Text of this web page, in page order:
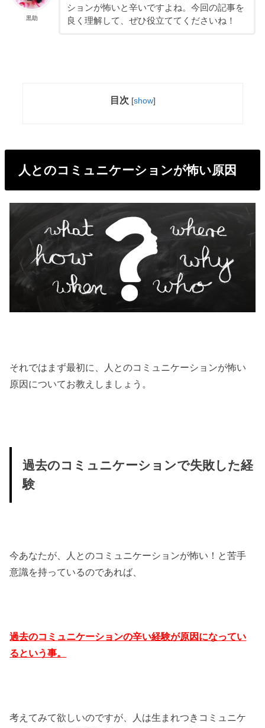
黒助
ションが怖いと辛いですよね。今回の記事を
良く理解して、ぜひ役立ててくださいね！
目次 [show]
人とのコミュニケーションが怖い原因
それではまず最初に、人とのコミュニケーションが怖い
原因についてお教えしましょう。
過去のコミュニケーションで失敗した経
験
今あなたが、人とのコミュニケーションが怖い！と苦手
意識を持っているのであれば、
過去のコミュニケーションの辛い経験が原因になってい
るという事。
考えてみて欲しいのですが、人は生まれつきコミュニケ